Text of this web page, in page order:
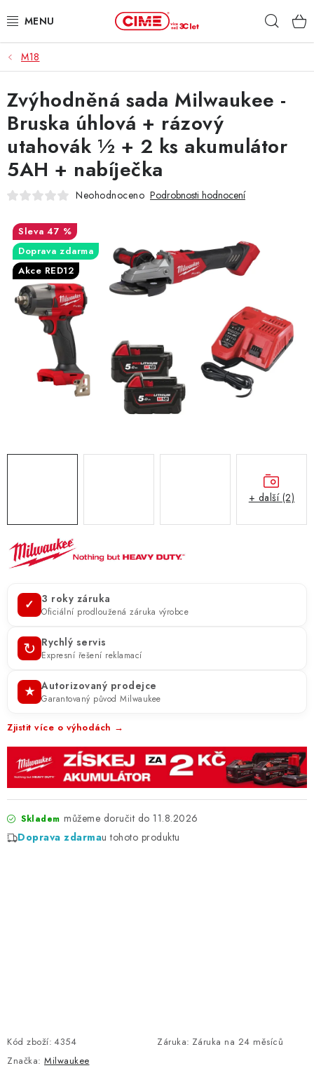
na
ZAHRADA, LES
DÍLNA, STAVBA
MILWAUKEE
ELEKTROMOBILITA
PRODEJNY
SLUŽBY
ZNAČKY
KONTAKTY
OCHRANA OSOBNÍCH ÚDAJŮ
JAK NAKUPOVAT
OBCHODNÍ PODMÍNKY
ODSTOUPENÍ OD SMLOUVY
DOPRAVA A PLATBA
REKLAMACE ZAKOUPENÉHO ZBOŽÍ
M18
✓ 3 roky záruka
Oficiální prodloužená záruka výrobce
↻ Rychlý servis
Expresní řešení reklamací
★ Autorizovaný prodejce
Garantovaný původ Milwaukee
Zjistit více o výhodách →
Skladem
11.8.2026
Doprava zdarmau tohoto produktu
Kód zboží: 4354 Záruka: Záruka na 24 měsíců
Značka: Milwaukee
Zvýhodněná sada Milwaukee -
Bruska úhlová + rázový
utahovák ½ + 2 ks akumulátor
5AH + nabíječka
Neohodnoceno Podrobnosti hodnocení
47 %
Doprava zdarma
Akce RED12
+ další (2)